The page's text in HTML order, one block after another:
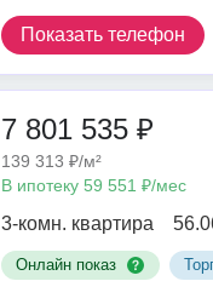
Показать телефон
7 801 535 ₽
139 313 ₽/м²
В ипотеку 59 551 ₽/мес
3-комн. квартира
Онлайн показ